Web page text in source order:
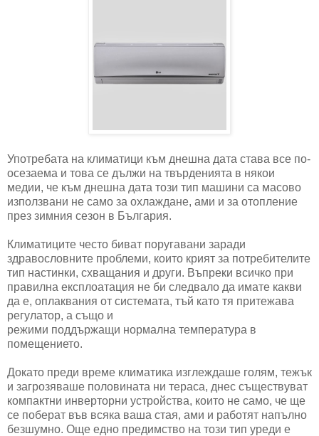
Употребата на климатици към днешна дата става все по-
осезаема и това се дължи на твърденията в някои
медии, че към днешна дата този тип машини са масово
използвани не само за охлаждане, ами и за отопление
през зимния сезон в България.
Климатиците често биват поругавани заради
здравословните проблеми, които крият за потребителите
тип настинки, схващания и други. Въпреки всичко при
правилна експлоатация не би следвало да имате какви
да е, оплаквания от системата, тъй като тя притежава
регулатор, а също и
режими поддържащи нормална температура в
помещението.
Докато преди време климатика изглеждаше голям, тежък
и загрозяваше половината ни тераса, днес съществуват
компактни инверторни устройства, които не само, че ще
се поберат във всяка ваша стая, ами и работят напълно
безшумно. Още едно предимство на този тип уреди е